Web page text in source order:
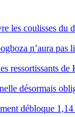
les coulisses du
n’aura pas
ressortissants
désormais
débloque